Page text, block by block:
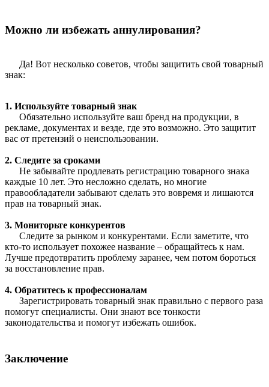
Можно ли избежать аннулирования?
Да! Вот несколько советов, чтобы защитить свой товарный
знак:
1. Используйте товарный знак
Обязательно используйте ваш бренд на продукции, в
рекламе, документах и везде, где это возможно. Это защитит
вас от претензий о неиспользовании.
2. Следите за сроками
Не забывайте продлевать регистрацию товарного знака
каждые 10 лет. Это несложно сделать, но многие
правообладатели забывают сделать это вовремя и лишаются
прав на товарный знак.
3. Мониторьте конкурентов
Следите за рынком и конкурентами. Если заметите, что
кто-то использует похожее название – обращайтесь к нам.
Лучше предотвратить проблему заранее, чем потом бороться
за восстановление прав.
4. Обратитесь к профессионалам
Зарегистрировать товарный знак правильно с первого раза
помогут специалисты. Они знают все тонкости
законодательства и помогут избежать ошибок.
Заключение